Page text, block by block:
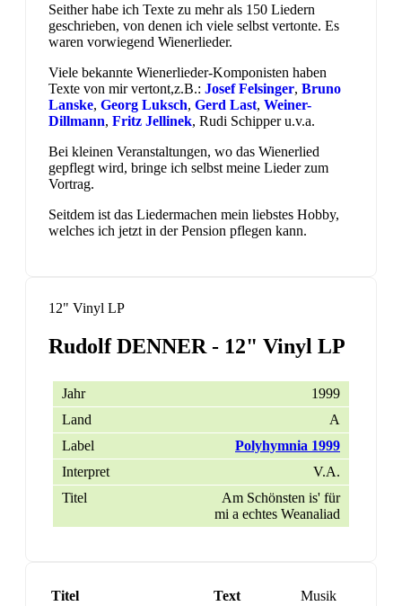
Seither habe ich Texte zu mehr als 150 Liedern
geschrieben, von denen ich viele selbst vertonte. Es
waren vorwiegend Wienerlieder.
Viele bekannte Wienerlieder-Komponisten haben
Texte von mir vertont,z.B.: Josef Felsinger, Bruno
Lanske, Georg Luksch, Gerd Last, Weiner-
Dillmann, Fritz Jellinek, Rudi Schipper u.v.a.
Bei kleinen Veranstaltungen, wo das Wienerlied
gepflegt wird, bringe ich selbst meine Lieder zum
Vortrag.
Seitdem ist das Liedermachen mein liebstes Hobby,
welches ich jetzt in der Pension pflegen kann.
12" Vinyl LP
Rudolf DENNER - 12" Vinyl LP
1999
A
Polyhymnia 1999
V.A.
Am Schönsten is' für
mi a echtes Weanaliad
Titel Text
Musik